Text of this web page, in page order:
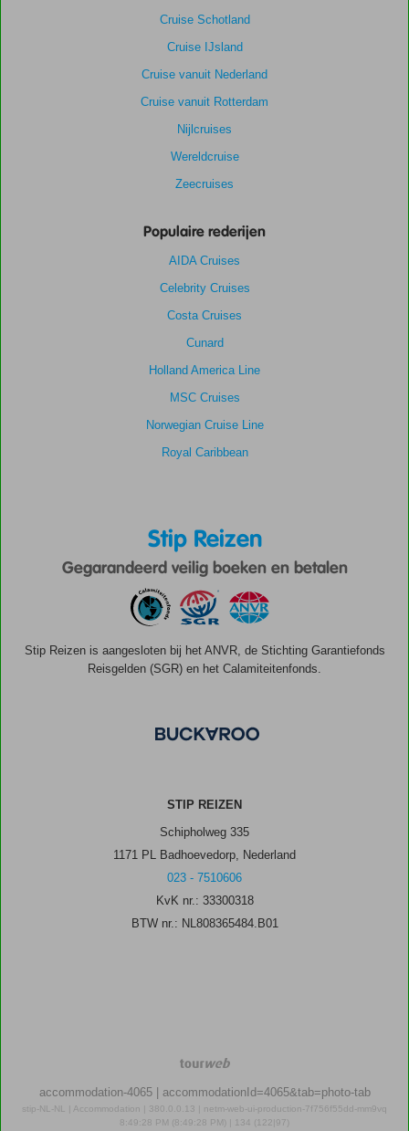
Cruise Schotland
Cruise IJsland
Cruise vanuit Nederland
Cruise vanuit Rotterdam
Nijlcruises
Wereldcruise
Zeecruises
Populaire rederijen
AIDA Cruises
Celebrity Cruises
Costa Cruises
Cunard
Holland America Line
MSC Cruises
Norwegian Cruise Line
Royal Caribbean
Stip Reizen
Gegarandeerd veilig boeken en betalen
Stip Reizen is aangesloten bij het ANVR, de Stichting Garantiefonds
Reisgelden (SGR) en het Calamiteitenfonds.
STIP REIZEN
Schipholweg 335
1171 PL Badhoevedorp, Nederland
023 - 7510606
KvK nr.: 33300318
BTW nr.: NL808365484.B01
TourWeb
accommodation-4065 | accommodationId=4065&tab=photo-tab
stip-NL-NL | Accommodation | 380.0.0.13 | netm-web-ui-production-7f756f55dd-mm9vq
8:49:28 PM (8:49:28 PM) | 134 (122|97)